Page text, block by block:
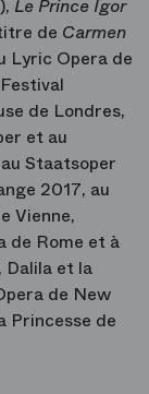
Le Prince Igor
de Carmen
Lyric Opera de
de Londres,
et au
Staatsoper
2017, au
Vienne,
de Rome et à
Dalila et la
de New
Princesse de